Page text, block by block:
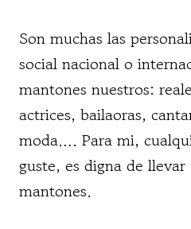
Son muchas las
social nacional o
mantones nuestros:
actrices, bailaoras,
moda…. Para mi,
guste, es digna de
mantones.